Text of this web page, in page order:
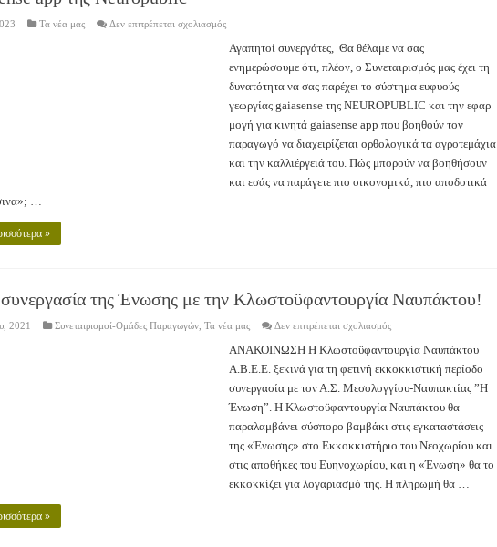
Τα νέα μας Δεν επιτρέπεται σχολιασμόςστο
Μεσολογγίου:
Διαθέσιμο
το
σύστημα
ευφυούς
γεωργίας
gaiasense
και
gaiasense
app
Neuropublic
Αγαπητοί συνεργάτες, Θα θέλαμε να σας
ενημερώσουμε ότι, πλέον, ο Συνεταιρισμός μας έχει τη
δυνατότητα να σας παρέχει το σύστημα ευφυούς
γεωργίας gaiasense της NEUROPUBLIC και την εφαρ
μογή για κινητά gaiasense app που βοηθούν τον
παραγωγό να διαχειρίζεται ορθολογικά τα αγροτεμάχια
και την καλλιέργειά του. Πώς μπορούν να βοηθήσουν
και εσάς να παράγετε πιο οικονομικά, πιο αποδοτικά
…
»
της Ένωσης με την Κλωστοϋφαντουργία Ναυπάκτου!
2021 Συνεταιρισμοί-Ομάδες Παραγωγών, Τα νέα μας Δεν επιτρέπεται σχολιασμόςστο
η
συνεργασία
της
με
την
Κλωστοϋφαντουργία
Ναυπάκτου!
ΑΝΑΚΟΙΝΩΣΗ Η Κλωστοϋφαντουργία Ναυπάκτου
Α.Β.Ε.Ε. ξεκινά για τη φετινή εκκοκκιστική περίοδο
συνεργασία με τον Α.Σ. Μεσολογγίου-Ναυπακτίας ”Η
Ένωση”. Η Κλωστοϋφαντουργία Ναυπάκτου θα
παραλαμβάνει σύσπορο βαμβάκι στις εγκαταστάσεις
της «Ένωσης» στο Εκκοκκιστήριο του Νεοχωρίου και
στις αποθήκες του Ευηνοχωρίου, και η «Ένωση» θα το
εκκοκκίζει για λογαριασμό της. Η πληρωμή θα …
»